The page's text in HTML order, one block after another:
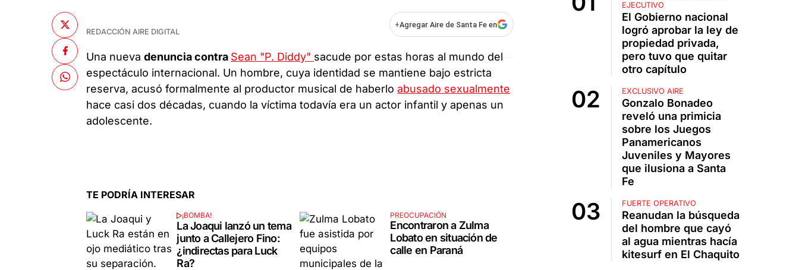
REDACCIÓN AIRE DIGITAL
+Agregar Aire de Santa Fe en
Una nuevadenuncia contra Sean "P. Diddy" sacude por estas horas al mundo del
espectáculo internacional. Un hombre, cuya identidad se mantiene bajo estricta
reserva, acusó formalmente al productor musical de haberloabusado sexualmente
hace casi dos décadas, cuando la víctima todavía era un actor infantil y apenas un
adolescente.
TE PODRÍA INTERESAR
¡BOMBA!
La Joaqui lanzó un tema
junto a Callejero Fino:
¿indirectas para Luck
Ra?
PREOCUPACIÓN
Encontraron a Zulma
Lobato en situación de
calle en Paraná
EJECUTIVO
El Gobierno nacional
logró aprobar la ley de
propiedad privada,
pero tuvo que quitar
otro capítulo
EXCLUSIVO AIRE
Gonzalo Bonadeo
reveló una primicia
sobre los Juegos
Panamericanos
Juveniles y Mayores
que ilusiona a Santa
Fe
FUERTE OPERATIVO
Reanudan la búsqueda
del hombre que cayó
al agua mientras hacía
kitesurf en El Chaquito